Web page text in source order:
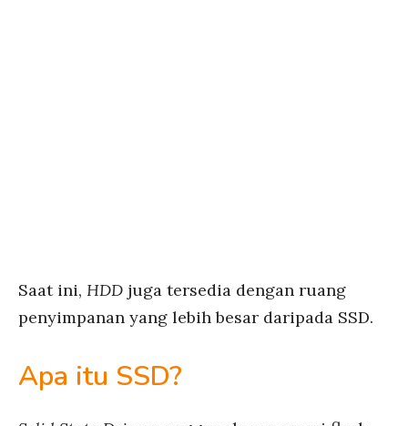
Saat ini, HDD juga tersedia dengan ruang
penyimpanan yang lebih besar daripada SSD.
Apa itu SSD?